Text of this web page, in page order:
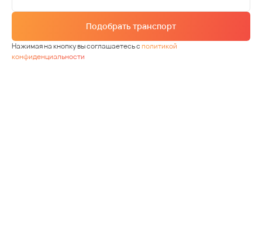
Подобрать транспорт
Нажимая на кнопку вы соглашаетесь сполитикой
конфиденциальности